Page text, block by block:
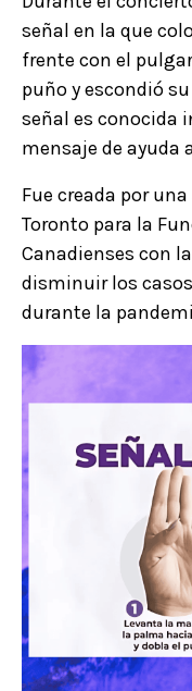
señal en la que
frente con el
puño y escondió
señal es conocida
mensaje de ayuda
Fue creada por
Toronto para la
Canadienses con
disminuir los
durante la